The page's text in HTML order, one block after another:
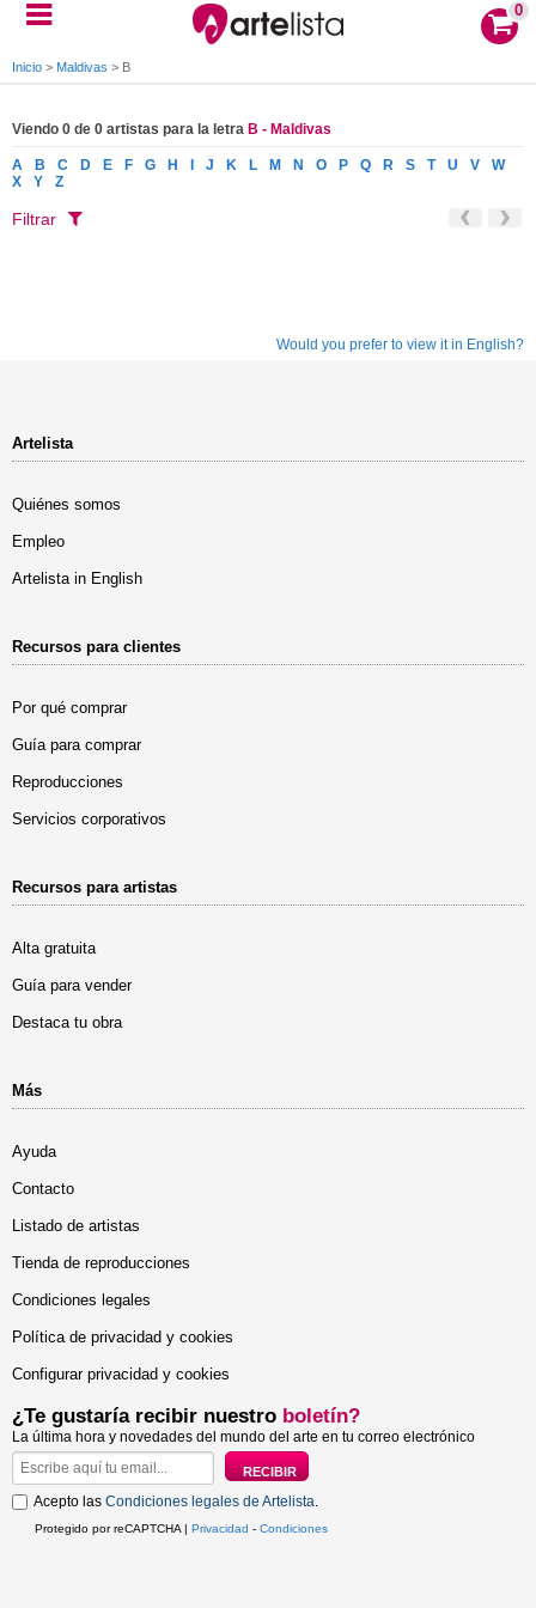
0
Inicio > Maldivas > B
Viendo 0 de 0 artistas para la letra B - Maldivas
A B C D E F G H J K L M N O P Q R S T U V
W
X
Y Z
Filtrar
Would you prefer to view it in English?
Artelista
Quiénes somos
Empleo
Artelista in English
Recursos para clientes
Por qué comprar
Guía para comprar
Reproducciones
Servicios corporativos
Recursos para artistas
Alta gratuita
Guía para vender
Destaca tu obra
Más
Ayuda
Contacto
Listado de artistas
Tienda de reproducciones
Condiciones legales
Política de privacidad y cookies
Configurar privacidad y cookies
¿Te gustaría recibir nuestro boletín?
La última hora y novedades del mundo del arte en tu correo electrónico
Acepto las Condiciones legales de Artelista.
Protegido por reCAPTCHA | Privacidad - Condiciones